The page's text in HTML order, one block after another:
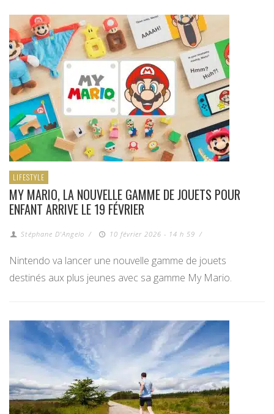
LIFESTYLE
MY MARIO, LA NOUVELLE GAMME DE JOUETS POUR
ENFANT ARRIVE LE 19 FÉVRIER
Stéphane D'Angelo / 10 février 2026 - 14 h 59 /
Nintendo va lancer une nouvelle gamme de jouets
destinés aux plus jeunes avec sa gamme My Mario.